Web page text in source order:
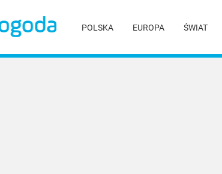
POLSKA EUROPA ŚWIAT